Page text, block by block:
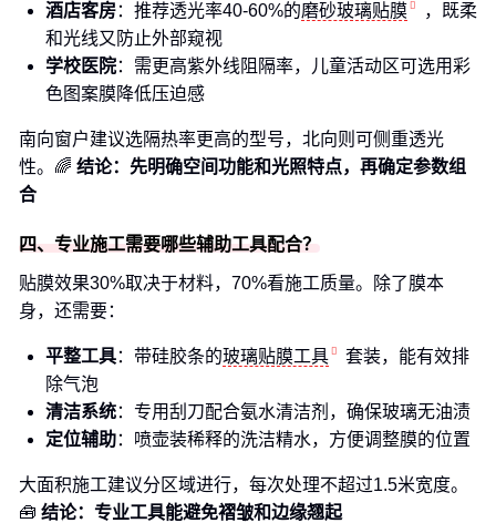
酒店客房：推荐透光率40-60%的磨砂玻璃贴膜
，既柔
和光线又防止外部窥视
学校医院：需更高紫外线阻隔率，儿童活动区可选用彩
色图案膜降低压迫感
南向窗户建议选隔热率更高的型号，北向则可侧重透光
性。🌈 结论：先明确空间功能和光照特点，再确定参数组
合
四、专业施工需要哪些辅助工具配合？
贴膜效果30%取决于材料，70%看施工质量。除了膜本
身，还需要：
平整工具：带硅胶条的玻璃贴膜工具
套装，能有效排
除气泡
清洁系统：专用刮刀配合氨水清洁剂，确保玻璃无油渍
定位辅助：喷壶装稀释的洗洁精水，方便调整膜的位置
大面积施工建议分区域进行，每次处理不超过1.5米宽度。
🧰 结论：专业工具能避免褶皱和边缘翘起